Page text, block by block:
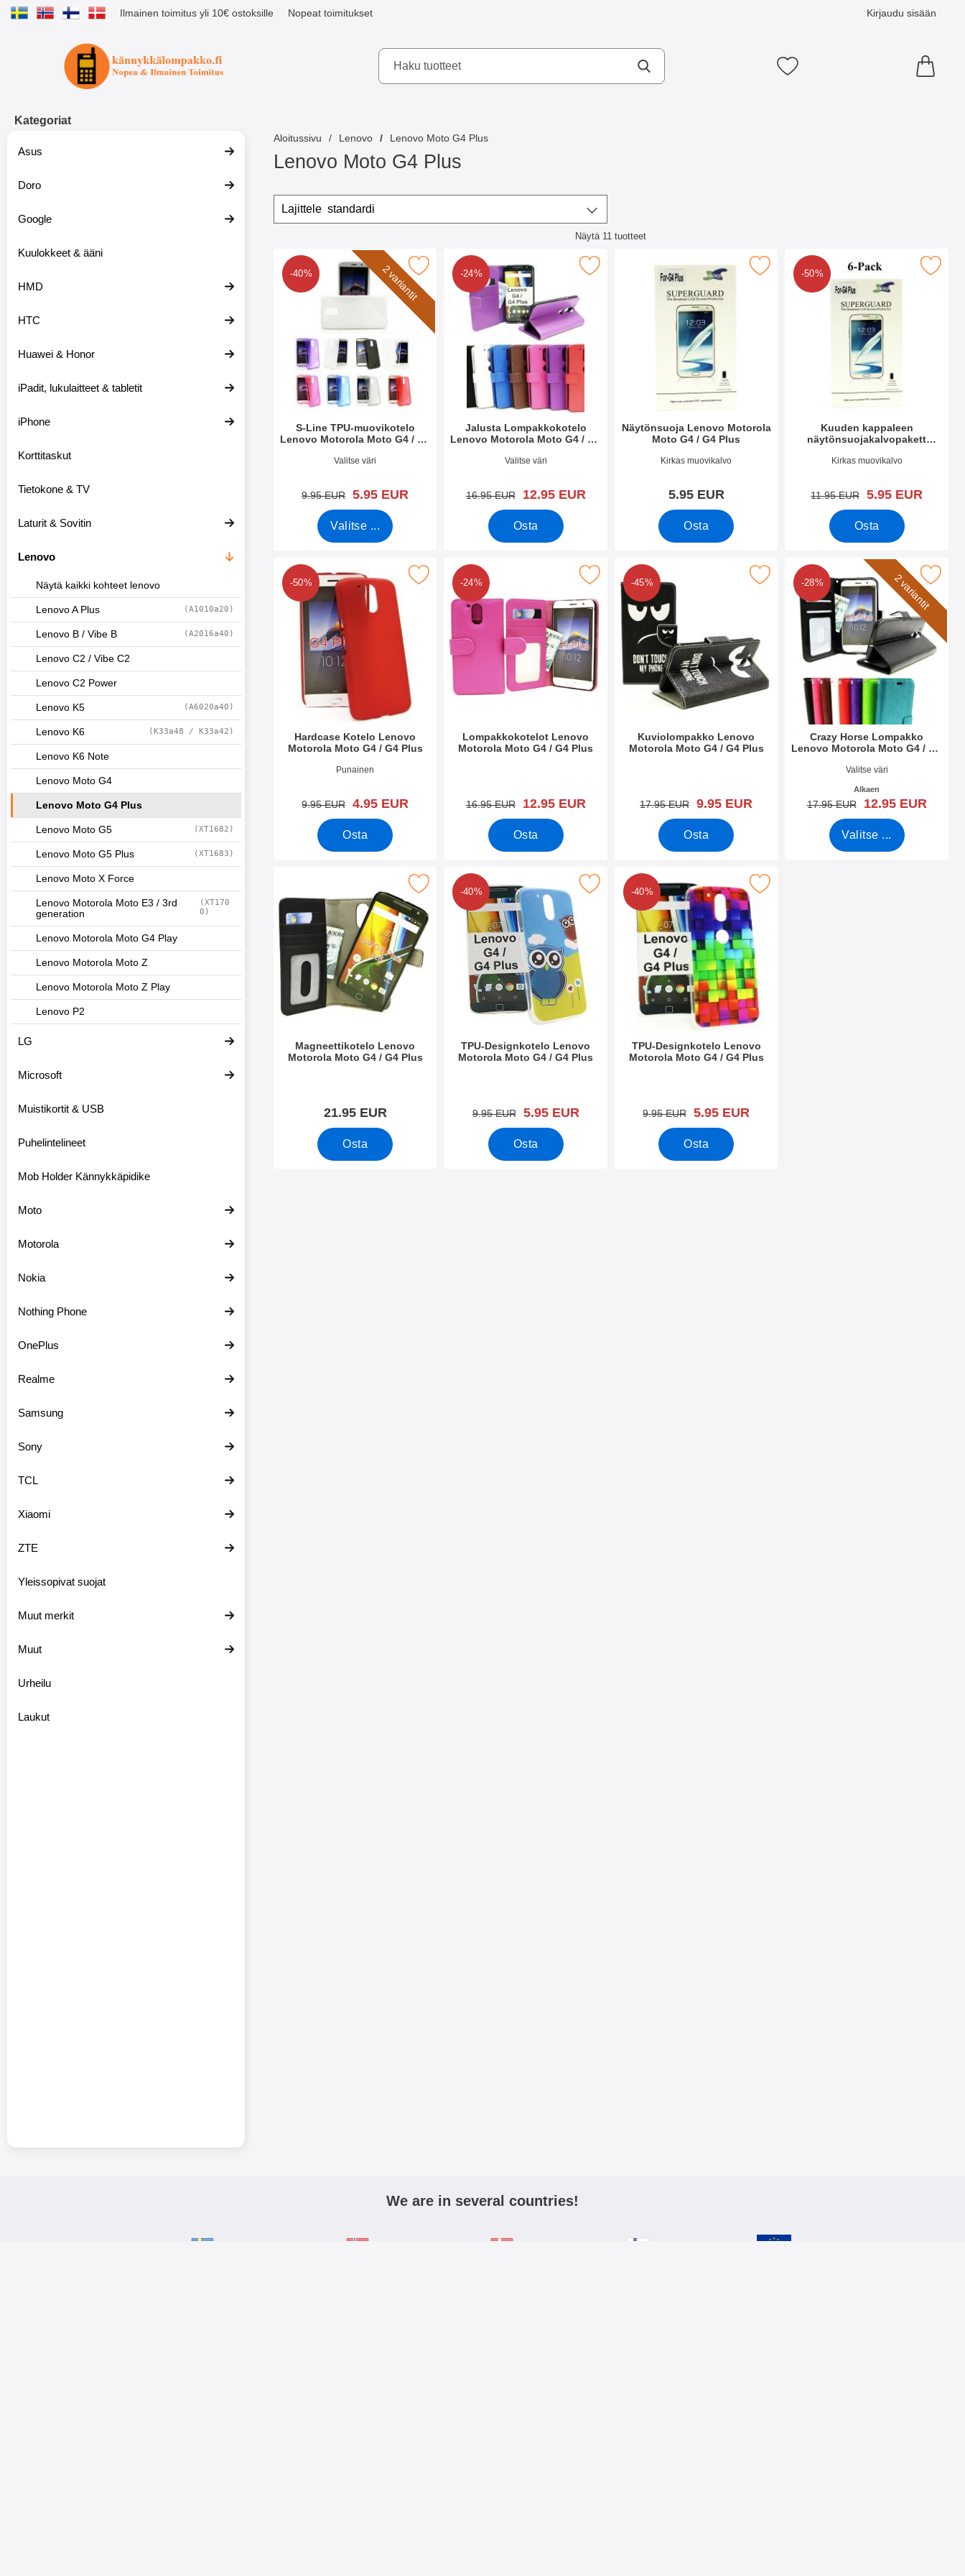
Ilmainen toimitus yli 10€ ostoksille Nopeat toimitukset Kirjaudu sisään
Ostoskori laajennettu Tibro billiga mobilskydd AB Suosikkini
Kategoriat
Asus
Doro
Google
Kuulokkeet & ääni
HMD
HTC
Huawei & Honor
iPadit, lukulaitteet & tabletit
iPhone
Korttitaskut
Tietokone & TV
Laturit & Sovitin
Lenovo
Näytä kaikki kohteet lenovo
Lenovo A Plus (A1010a20)
Lenovo B / Vibe B (A2016a40)
Lenovo C2 / Vibe C2
Lenovo C2 Power
Lenovo K5 (A6020a40)
Lenovo K6 (K33a48 / K33a42)
Lenovo K6 Note
Lenovo Moto G4
Lenovo Moto G4 Plus
Lenovo Moto G5 (XT1682)
Lenovo Moto G5 Plus (XT1683)
Lenovo Moto X Force
Lenovo Motorola Moto E3 / 3rd
generation
(XT170
0)
Lenovo Motorola Moto G4 Play
Lenovo Motorola Moto Z
Lenovo Motorola Moto Z Play
Lenovo P2
LG
Microsoft
Muistikortit & USB
Puhelintelineet
Mob Holder Kännykkäpidike
Moto
Motorola
Nokia
Nothing Phone
OnePlus
Realme
Samsung
Sony
TCL
Xiaomi
ZTE
Yleissopivat suojat
Muut merkit
Muut
Urheilu
Laukut
Aloitussivu Lenovo Lenovo Moto G4 Plus
Lenovo Moto G4 Plus
i
r
i
Suodata/lajittele
standardi
Näytä 11tuotteet
tuotelista
2 variantit
-40%
S-Line TPU-muovikotelo
Lenovo Motorola Moto G4 / G4
Tuote.nro 18940
Valitse väri
vanha hinta
9.95 EUR uusi hinta
5.95 EUR
Valitse ...
Merkitse s-Line TPU-muovikotelo Lenovo Motorola Moto G4 / G4 Plus suosikiksi
-24%
Jalusta Lompakkokotelo
Lenovo Motorola Moto G4 / G4
Tuote.nro 18942
Valitse väri
vanha hinta
16.95 EUR uusi hinta
12.95 EUR
Osta
Merkitse jalusta Lompakkokotelo Lenovo Motorola Moto G4 / G4 Plus suosikiksi
Näytönsuoja Lenovo Motorola
Moto G4 / G4 Plus
Tuote.nro 18943
Kirkas muovikalvo
5.95 EUR
Osta
Merkitse näytönsuoja Lenovo Motorola Moto G4 / G4 Plus suosikiksi
-50%
Kuuden kappaleen
näytönsuojakalvopakett
Plus
Tuote.nro 18944
Kirkas muovikalvo
vanha hinta
11.95 EUR uusi hinta
5.95 EUR
Osta
Merkitse kuuden kappaleen näytönsuojakalvopakett
-50%
Hardcase Kotelo Lenovo
Motorola Moto G4 / G4 Plus
Tuote.nro 19014
Punainen
vanha hinta
9.95 EUR uusi hinta
4.95 EUR
Osta
Merkitse hardcase Kotelo Lenovo Motorola Moto G4 / G4 Plus suosikiksi
-24%
Lompakkokotelot Lenovo
Motorola Moto G4 / G4 Plus
vanha hinta
16.95 EUR uusi hinta
12.95 EUR
Osta
Merkitse lompakkokotelot Lenovo Motorola Moto G4 / G4 Plus suosikiksi
-45%
Kuviolompakko Lenovo
Motorola Moto G4 / G4 Plus
vanha hinta
17.95 EUR uusi hinta
9.95 EUR
Osta
Merkitse kuviolompakko Lenovo Motorola Moto G4 / G4 Plus suosikiksi
2 variantit
-28%
Crazy Horse Lompakko
Lenovo Motorola Moto G4 / G4
Tuote.nro 19789
Valitse väri
Alkaen
vanha hinta
17.95 EUR uusi hinta
12.95 EUR
Valitse ...
Merkitse crazy Horse Lompakko Lenovo
Magneettikotelo Lenovo
Motorola Moto G4 / G4 Plus
21.95 EUR
Osta
Merkitse magneettikotelo Lenovo Motorola Moto G4 / G4 Plus suosikiksi
-40%
TPU-Designkotelo Lenovo
Motorola Moto G4 / G4 Plus
vanha hinta
9.95 EUR uusi hinta
5.95 EUR
Osta
Merkitse tPU-Designkotelo Lenovo Motorola Moto G4 / G4 Plus suosikiksi
-40%
TPU-Designkotelo Lenovo
Motorola Moto G4 / G4 Plus
vanha hinta
9.95 EUR uusi hinta
5.95 EUR
Osta
Merkitse tPU-Designkotelo Lenovo Motorola Moto G4 / G4 Plus suosikiksi
We are in several countries!